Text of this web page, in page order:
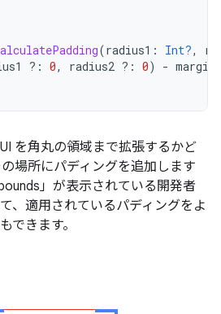
(radius1 : Int?,
?: 0, radius2 ?: 0) - margin
を角丸の領域まで拡張するかど
場所にパディングを追加します
」が表示されている開発者
、適用されているパディングをよ
できます。